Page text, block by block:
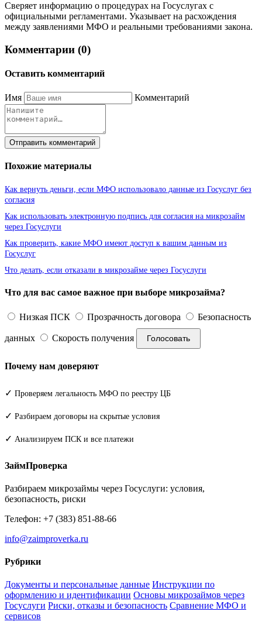
Сверяет информацию о процедурах на Госуслугах с
официальными регламентами. Указывает на расхождения
между заявлениями МФО и реальными требованиями закона.
Комментарии (0)
Оставить комментарий
Имя Комментарий
Отправить комментарий
Похожие материалы
Как вернуть деньги, если МФО использовало данные из Госуслуг без
согласия
Как использовать электронную подпись для согласия на микрозайм
через Госуслуги
Как проверить, какие МФО имеют доступ к вашим данным из
Госуслуг
Что делать, если отказали в микрозайме через Госуслуги
Что для вас самое важное при выборе микрозайма?
Низкая ПСК Прозрачность договора Безопасность
данных Скорость получения Голосовать
Почему нам доверяют
✓ Проверяем легальность МФО по реестру ЦБ
✓ Разбираем договоры на скрытые условия
✓ Анализируем ПСК и все платежи
ЗаймПроверка
Разбираем микрозаймы через Госуслуги: условия,
безопасность, риски
Телефон: +7 (383) 851-88-66
info@zaimproverka.ru
Рубрики
Документы и персональные данные Инструкции по
оформлению и идентификации Основы микрозаймов через
Госуслуги Риски, отказы и безопасность Сравнение МФО и
сервисов